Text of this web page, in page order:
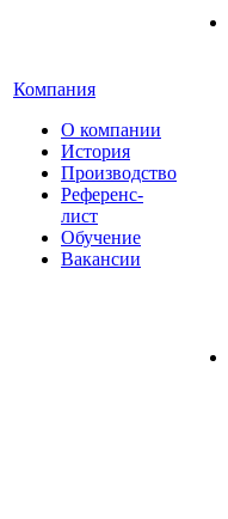
Компания
О компании
История
Производство
Референс-
лист
Обучение
Вакансии